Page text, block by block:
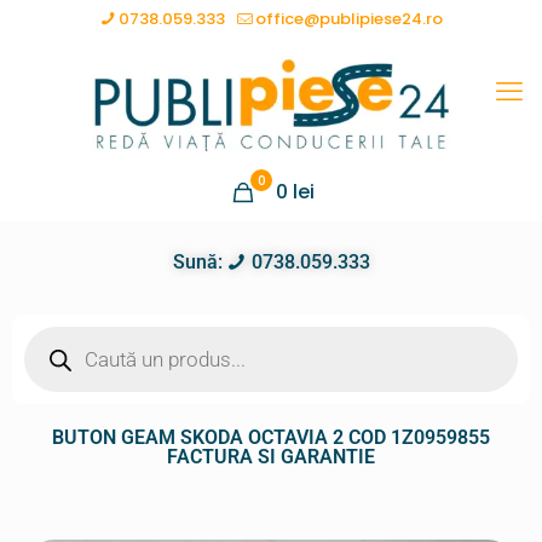
0738.059.333 office@publipiese24.ro
0 0 lei
Sună: 0738.059.333
BUTON GEAM SKODA OCTAVIA 2 COD 1Z0959855
FACTURA SI GARANTIE